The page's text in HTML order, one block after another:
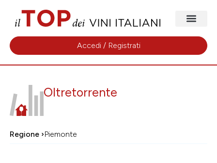
Accedi / Registrati
Oltretorrente
Regione ›Piemonte